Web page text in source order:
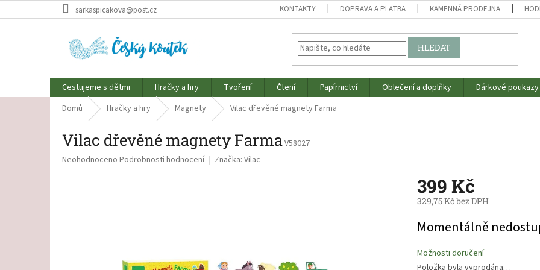
na
sarkaspicakova@post.cz KONTAKTY DOPRAVA A PLATBA KAMENNÁ PRODEJNA
HLEDAT
Cestujeme s dětmi Hračky a hry Tvoření Čtení Papírnictví Oblečení a doplňky Dárkové poukazy
Domů
Hračky a hry Magnety Vilac dřevěné magnety Farma
Vilac dřevěné magnety FarmaV58027
Průměrné
Neohodnoceno Podrobnosti hodnocení Značka: Vilac
399 Kč
329,75 Kč bez DPH
cena:
Momentálně
Možnosti doručení